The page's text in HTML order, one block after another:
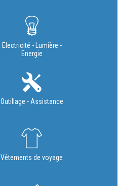
Electricité - Lumière -
Energie
Outillage - Assistance
Vêtements de voyage